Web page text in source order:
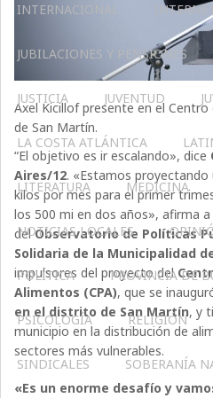
INTERNACIONAL
JUBILACIONES Y PENSIONES
JUSTICIA JUVENTUD
LA COSTA ATLÁNTICA
LITERATURA MEDICINA
NOTICIAS LOCALES
POLÍTICA PROVINCIA DE
PSICOLOGÍA RELIGIÓN
SINDICALES SOBERANÍA
Axel Kicillof presente en el
de San Martín.
“El objetivo es ir escalando», dice
Aires/12. «Estamos proyectando
kilos por mes para el primer
los 500 mi en dos años», afirma a
delObservatorio de Políticas
Solidaria de la Municipalidad
impulsores del proyecto del
Alimentos (CPA), que se
en el distrito de San Martín, y
municipio en la distribución de
sectores más vulnerables.
«Es un enorme desafío y